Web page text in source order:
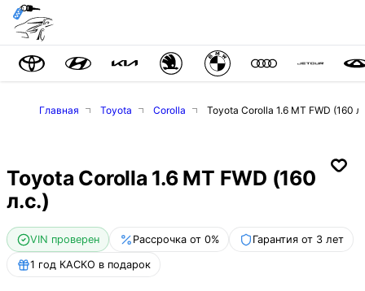
Главная Toyota Corolla Toyota Corolla 1.6 MT FWD (160
Toyota Corolla 1.6 MT FWD (160
л.с.)
VIN проверен Рассрочка от 0% Гарантия от 3 лет
1 год КАСКО в подарок